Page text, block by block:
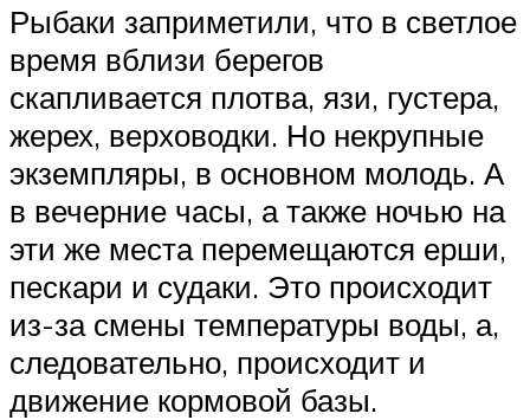
Рыбаки заприметили, что в светлое
время вблизи берегов
скапливается плотва, язи, густера,
жерех, верховодки. Но некрупные
экземпляры, в основном молодь. А
в вечерние часы, а также ночью на
эти же места перемещаются ерши,
пескари и судаки. Это происходит
из-за смены температуры воды, а,
следовательно, происходит и
движение кормовой базы.